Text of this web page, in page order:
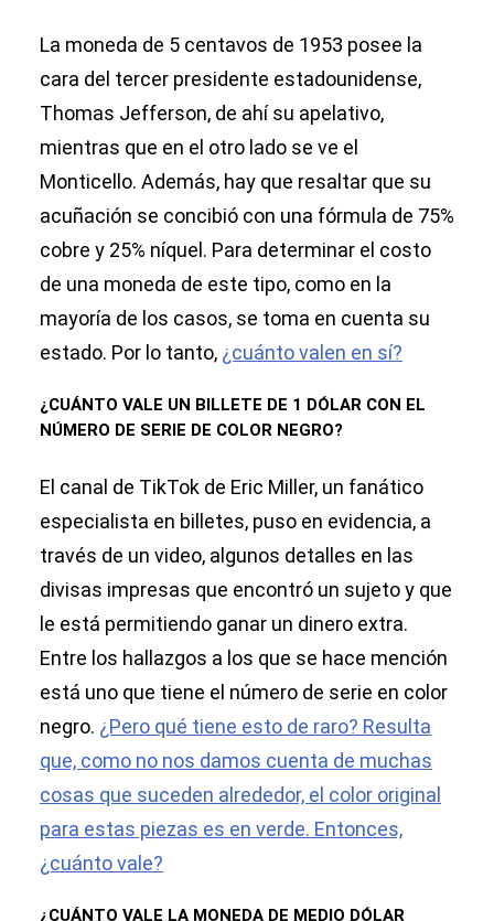
La moneda de 5 centavos de 1953 posee la
cara del tercer presidente estadounidense,
Thomas Jefferson, de ahí su apelativo,
mientras que en el otro lado se ve el
Monticello. Además, hay que resaltar que su
acuñación se concibió con una fórmula de 75%
cobre y 25% níquel. Para determinar el costo
de una moneda de este tipo, como en la
mayoría de los casos, se toma en cuenta su
estado. Por lo tanto, ¿cuánto valen en sí?
¿CUÁNTO VALE UN BILLETE DE 1 DÓLAR CON EL
NÚMERO DE SERIE DE COLOR NEGRO?
El canal de TikTok de Eric Miller, un fanático
especialista en billetes, puso en evidencia, a
través de un video, algunos detalles en las
divisas impresas que encontró un sujeto y que
le está permitiendo ganar un dinero extra.
Entre los hallazgos a los que se hace mención
está uno que tiene el número de serie en color
negro. ¿Pero qué tiene esto de raro? Resulta
que, como no nos damos cuenta de muchas
cosas que suceden alrededor, el color original
para estas piezas es en verde. Entonces,
¿cuánto vale?
¿CUÁNTO VALE LA MONEDA DE MEDIO DÓLAR